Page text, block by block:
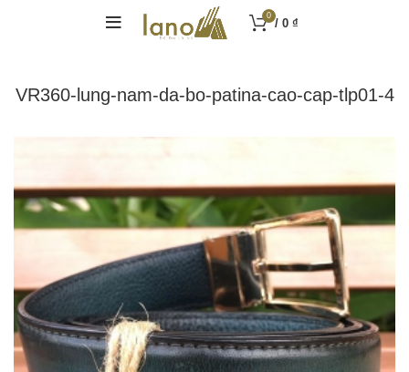
0
/ 0 ₫
VR360-lung-nam-da-bo-patina-cao-cap-tlp01-4